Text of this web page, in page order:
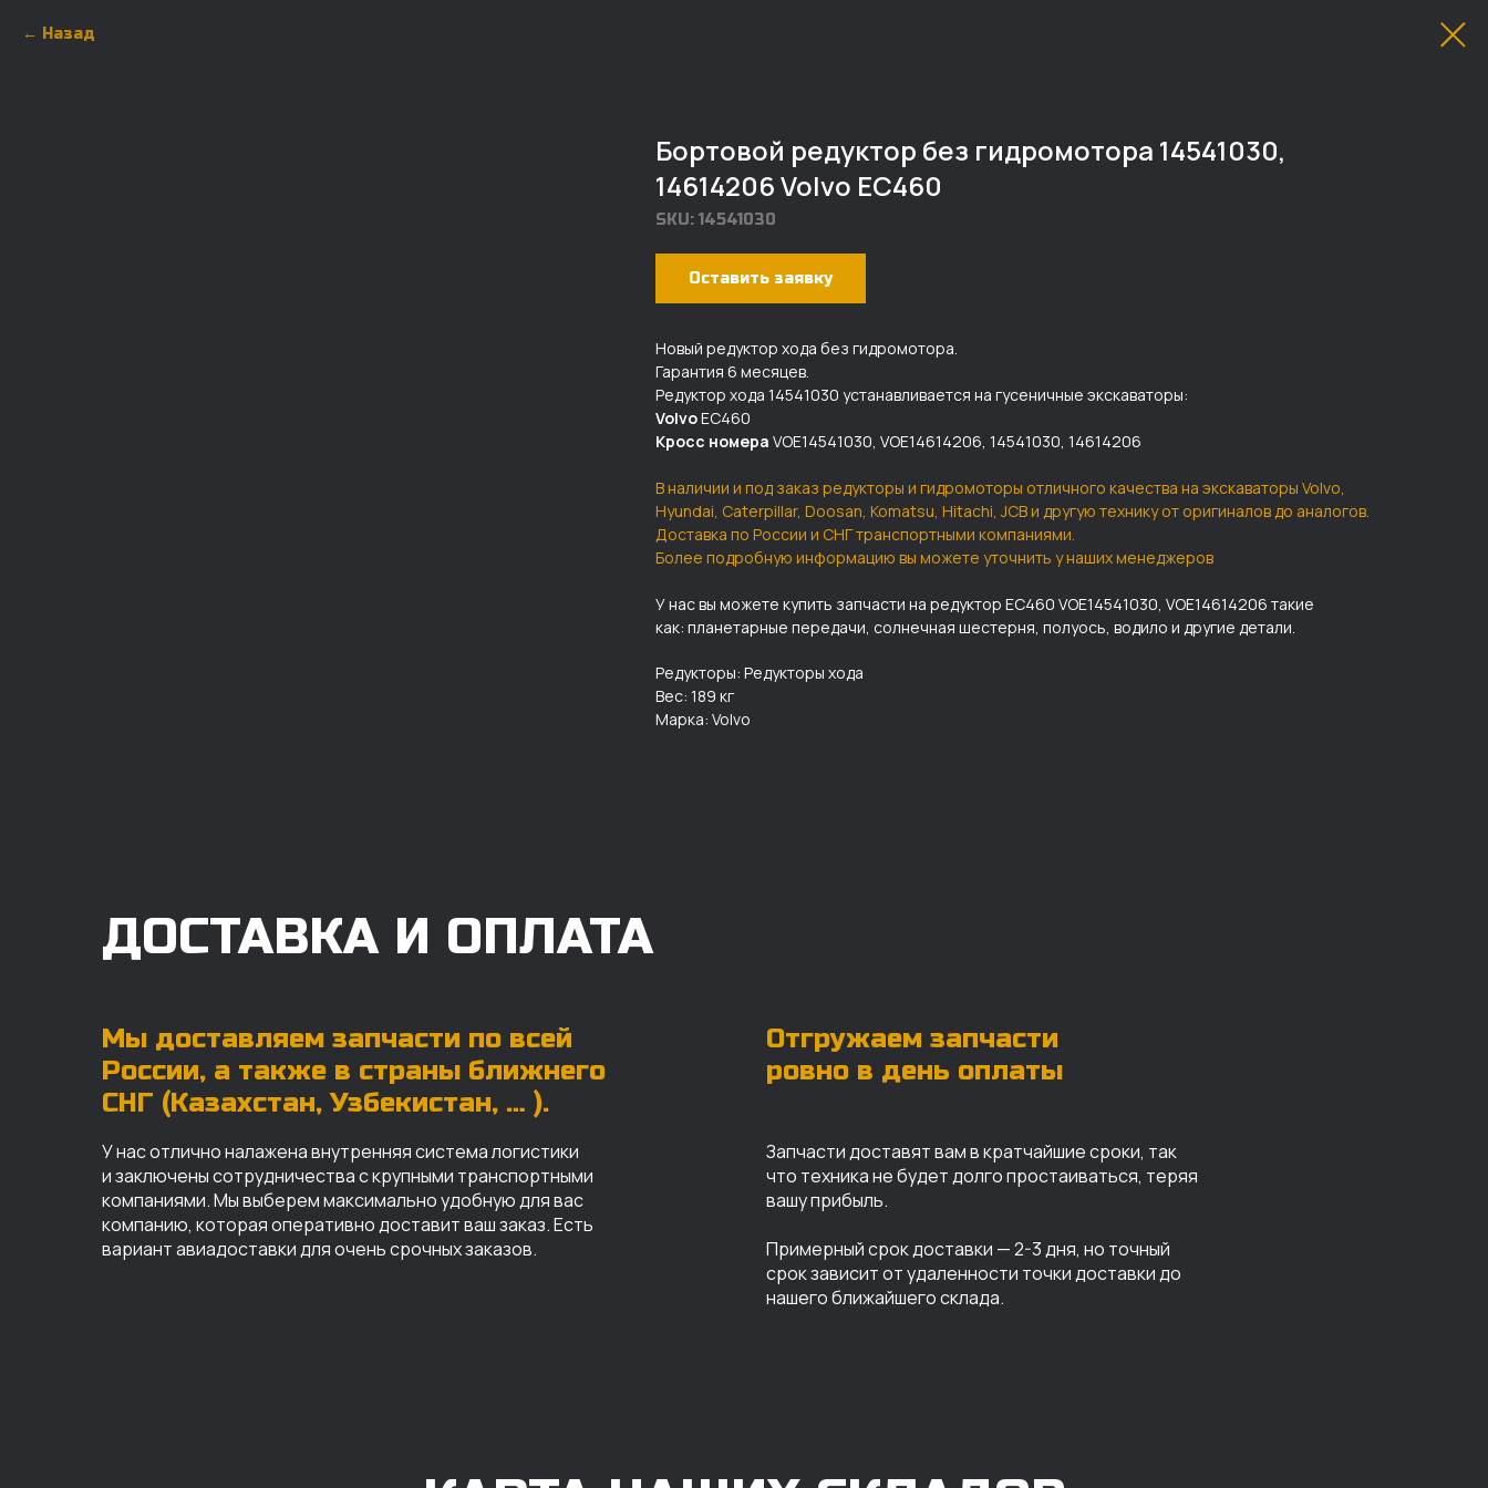
Назад
Бортовой редуктор без гидромотора 14541030,
14614206 Volvo EС460
SKU: 14541030
Оставить заявку
Новый редуктор хода без гидромотора.
Гарантия 6 месяцев.
Редуктор хода 14541030 устанавливается на гусеничные экскаваторы:
VolvoEС460
Кросс номера VOE14541030, VOE14614206, 14541030, 14614206
В наличии и под заказ редукторы и гидромоторы отличного качества на экскаваторы Volvo,
Hyundai, Caterpillar, Doosan, Komatsu, Hitachi, JCB и другую технику от оригиналов до аналогов.
Доставка по России и СНГ транспортными компаниями.
Более подробную информацию вы можете уточнить у наших менеджеров
У нас вы можете купить запчасти на редуктор EС460 VOE14541030, VOE14614206 такие
как: планетарные передачи, солнечная шестерня, полуось, водило и другие детали.
Редукторы: Редукторы хода
Вес: 189 кг
Марка: Volvo
ДОСТАВКА И ОПЛАТА
Мы доставляем запчасти по всей
России, а также в страны ближнего
СНГ (Казахстан, Узбекистан, … ).
Отгружаем запчасти
ровно в день оплаты
У нас отлично налажена внутренняя система логистики
и заключены сотрудничества с крупными транспортными
компаниями. Мы выберем максимально удобную для вас
компанию, которая оперативно доставит ваш заказ. Есть
вариант авиадоставки для очень срочных заказов.
Запчасти доставят вам в кратчайшие сроки, так
что техника не будет долго простаиваться, теряя
вашу прибыль.
Примерный срок доставки — 2-3 дня, но точный
срок зависит от удаленности точки доставки до
нашего ближайшего склада.